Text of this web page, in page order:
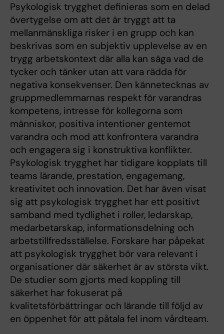
Psykologisk trygghet definieras som en delad
övertygelse om att det är tryggt att ta
mellanmänskliga risker i en grupp och kan
beskrivas som en subjektiv upplevelse av en
trygg arbetskontext där alla kan säga vad de
tycker och tänker utan att vara rädda för
negativa konsekvenser. Den kännetecknas av
gruppmedlemmarnas respekt för varandras
kompetens, intresse för kollegorna som
människor, positiva intentioner gentemot
varandra och mod att konfrontera varandra
och engagera sig i konstruktiva konflikter.
Psykologisk trygghet har tidigare kopplats till
teams lärande, prestation, engagemang,
kreativitet och innovation. Det har även visat
sig att psykologisk trygghet har ett positivt
samband med tydlighet i roller, ledarskap,
medarbetarskap, informationsdelning och
arbetstillfredsställelse. Forskare har påpekat
att psykologisk trygghet bör vara relevant i
organisationer där säkerhet är av största vikt.
De studier som gjorts med koppling till
säkerhet har fokuserat på
kvalitetsförbättringar och lärande till följd av
en öppenhet för att påtala fel inom vårdteam.